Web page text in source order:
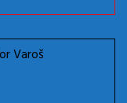
Varoš